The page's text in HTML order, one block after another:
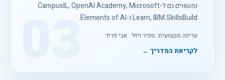
ומשווים גם ל-CampusIL, OpenAI Academy, Microsoft
Learn, IBM SkillsBuild ו-Elements of AI.
עריכה מקצועית: ספיר ויזל · אבי פריד
לקריאת המדריך ← 03